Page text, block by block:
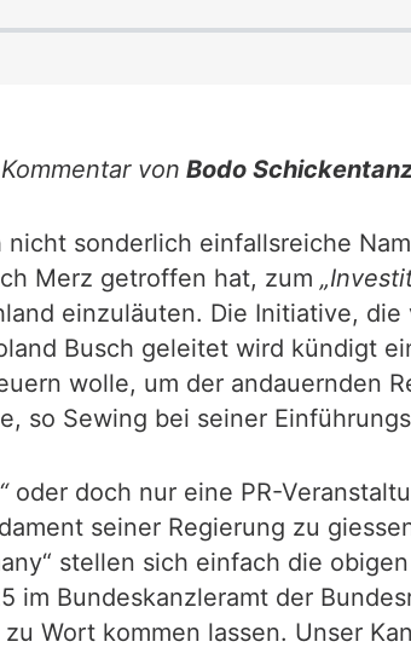
von Bodo
sonderlich einfallsreiche
Merz getroffen hat, zum
einzuläuten. Die Initiative,
Busch geleitet wird kündigt
wolle, um der andauernden
so Sewing bei seiner
oder doch nur eine PR-
seiner Regierung zu
stellen sich einfach die
im Bundeskanzleramt der
Wort kommen lassen. Unser